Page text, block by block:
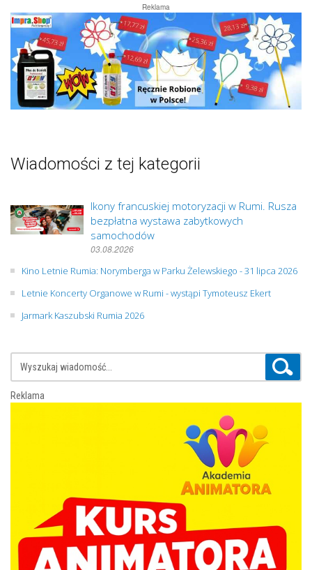
Reklama
Wiadomości z tej kategorii
Ikony francuskiej motoryzacji w Rumi. Rusza
bezpłatna wystawa zabytkowych
samochodów
03.08.2026
Kino Letnie Rumia: Norymberga w Parku Żelewskiego - 31 lipca 2026
Letnie Koncerty Organowe w Rumi - wystąpi Tymoteusz Ekert
Jarmark Kaszubski Rumia 2026
Reklama